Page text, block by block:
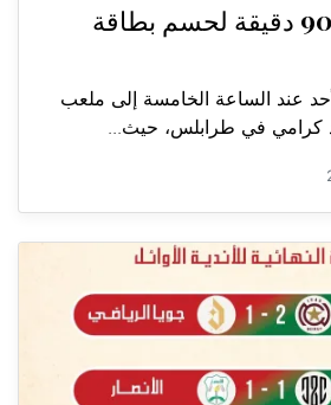
ديربي الشمال 90 دقيقة لحسم بطاقة
عند الساعة الخامسة إلى ملعب
كرامي في طرابلس، حيث...